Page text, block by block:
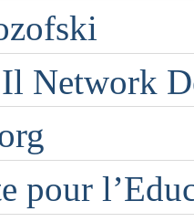
Network
pour